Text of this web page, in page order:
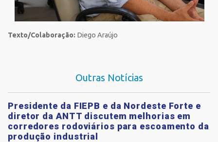
Texto/Colaboração: Diego Araújo
Outras Notícias
Presidente da FIEPB e da Nordeste Forte e
diretor da ANTT discutem melhorias em
corredores rodoviários para escoamento da
produção industrial